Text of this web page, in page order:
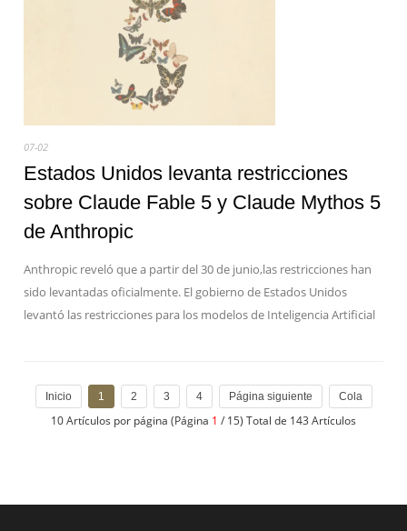
07-02
Estados Unidos levanta restricciones
sobre Claude Fable 5 y Claude Mythos 5
de Anthropic
Anthropic reveló que a partir del 30 de junio,las restricciones han
sido levantadas oficialmente. El gobierno de Estados Unidos
levantó las restricciones para los modelos de Inteligencia Artificial
Inicio 1 2 3 4 Página siguiente Cola
10 Artículos por página (Página 1 / 15) Total de 143 Artículos